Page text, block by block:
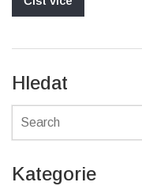
Hledat
Kategorie